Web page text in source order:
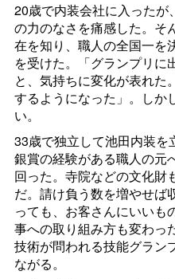
20歳で内装会社に入ったが
の力のなさを痛感した。そ
在を知り、職人の全国一を
を受けた。「グランプリに
と、気持ちに変化が表れた
するようになった」。しか
い。
33歳で独立して池田内装を
銀賞の経験がある職人の元
回った。寺院などの文化財
だ。請け負う数を増やせば
っても、お客さんにいいも
事への取り組み方も変わっ
技術が問われる技能グラン
ながる。